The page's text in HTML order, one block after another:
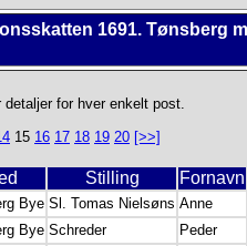
1691. Tønsberg
detaljer for hver enkelt post.
15 16 17 18 19 20 [>>]
Stilling Fornavn
Bye Sl. Tomas Nielsøns Anne
Bye Schreder Peder